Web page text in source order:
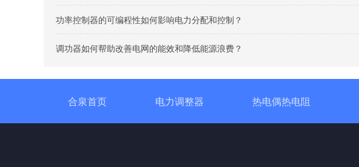
功率控制器的可编程性如何影响电力分配和控制？
调功器如何帮助改善电网的能效和降低能源浪费？
合泉首页 电力调整器 热电偶热电阻